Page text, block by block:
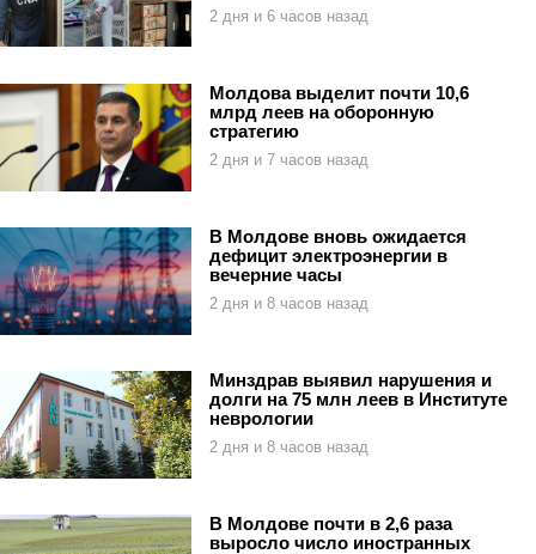
2 дня и 6 часов назад
Молдова выделит почти 10,6
млрд леев на оборонную
стратегию
2 дня и 7 часов назад
В Молдове вновь ожидается
дефицит электроэнергии в
вечерние часы
2 дня и 8 часов назад
Минздрав выявил нарушения и
долги на 75 млн леев в Институте
неврологии
2 дня и 8 часов назад
В Молдове почти в 2,6 раза
выросло число иностранных